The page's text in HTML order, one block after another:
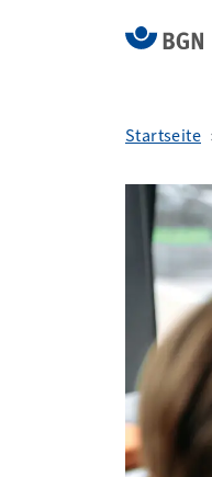
Startseite